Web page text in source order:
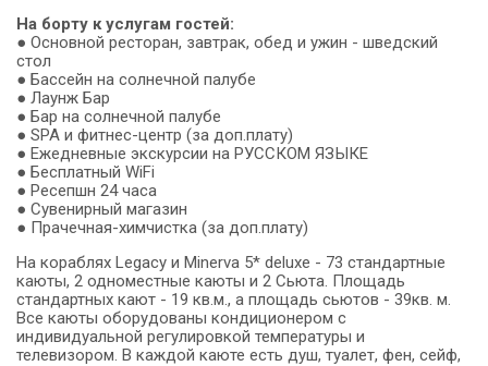
На борту к услугам гостей:
● Основной ресторан, завтрак, обед и ужин - шведский
стол
● Бассейн на солнечной палубе
● Лаунж Бар
● Бар на солнечной палубе
● SPA и фитнес-центр (за доп.плату)
● Ежедневные экскурсии на РУССКОМ ЯЗЫКЕ
● Бесплатный WiFi
● Ресепшн 24 часа
● Сувенирный магазин
● Прачечная-химчистка (за доп.плату)
На кораблях Legacy и Minerva 5* deluxe - 73 стандартные
каюты, 2 одноместные каюты и 2 Сьюта. Площадь
стандартных кают - 19 кв.м., а площадь сьютов - 39кв. м.
Все каюты оборудованы кондиционером с
индивидуальной регулировкой температуры и
телевизором. В каждой каюте есть душ, туалет, фен, сейф,